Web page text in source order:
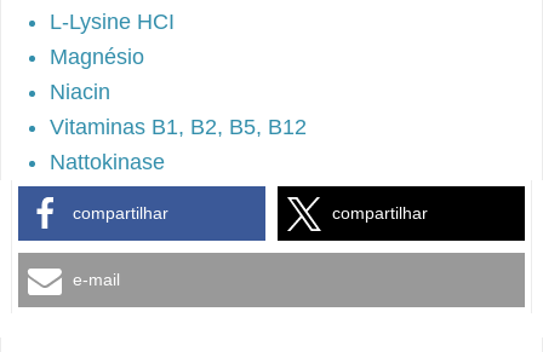
L-Lysine HCI
Magnésio
Niacin
Vitaminas B1, B2, B5, B12
Nattokinase
compartilhar compartilhar
e-mail